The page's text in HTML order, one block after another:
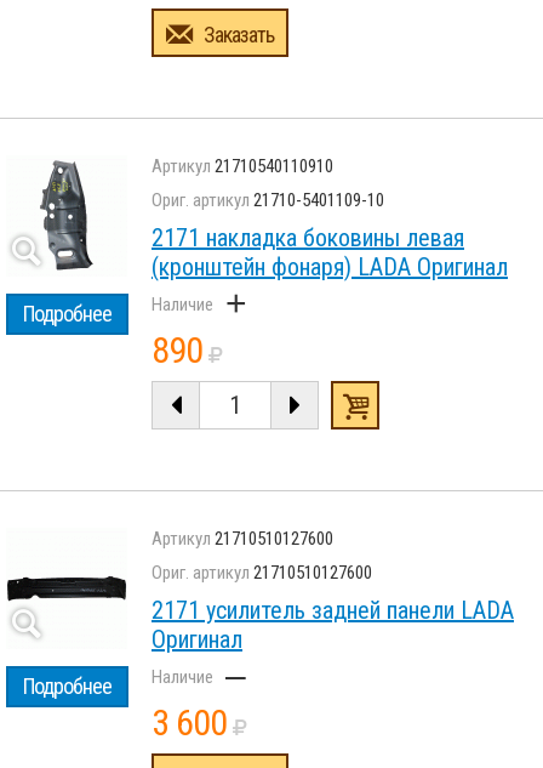
Заказать
Подробнее
21710540110910
21710-5401109-10
2171 накладка боковины левая
(кронштейн фонаря) LADA Оригинал
+
890
Подробнее
21710510127600
21710510127600
2171 усилитель задней панели LADA
Оригинал
–
3 600